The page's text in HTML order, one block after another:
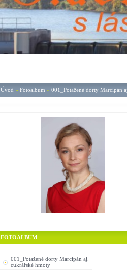
Úvod » Fotoalbum » 001_Potažené dorty Marcipán
FOTOALBUM
001_Potažené dorty Marcipán aj.
cukrářské hmoty